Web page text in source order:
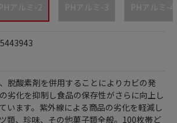
PHアルミ-2 PHアルミ-3 PHアルミ-4
脱酸素剤を併用することによりカビの発
劣化を抑制し食品の保存性がさらに向上し
います。紫外線による商品の劣化を軽減し
類、珍味、その他菓子類全般。100枚帯ど